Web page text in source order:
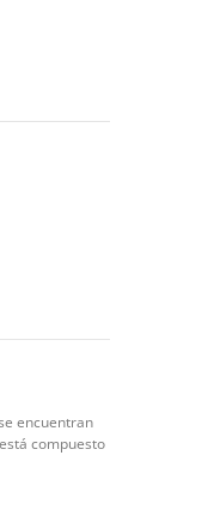
encuentran
compuesto